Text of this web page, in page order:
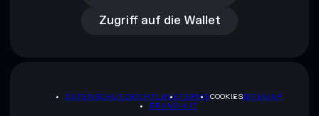
Zugriff auf die Wallet
DATENSCHUTZRICHTLINIETERMSCOOKIESSITEMAP
BRAND-KIT